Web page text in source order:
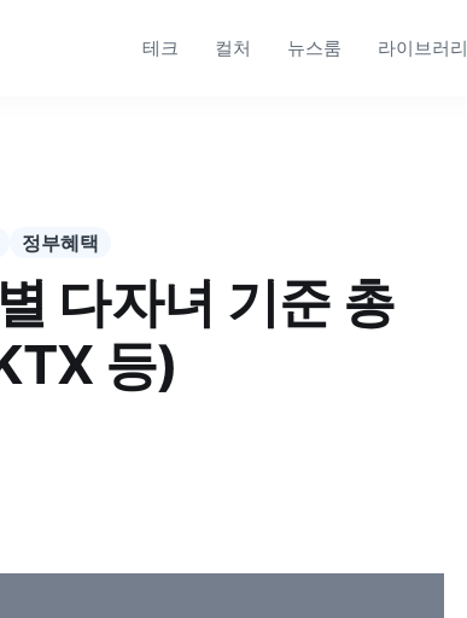
테크 컬처 뉴스룸 라이브러리
정부혜택
다자녀 기준 총
등)